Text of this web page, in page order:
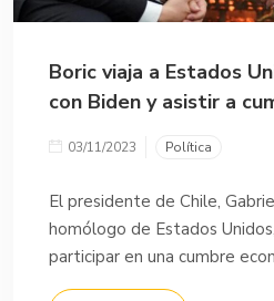
Boric viaja a Estados
con Biden y asistir a
03/11/2023 Política
El presidente de Chile,
homólogo de Estados
participar en una cumbre